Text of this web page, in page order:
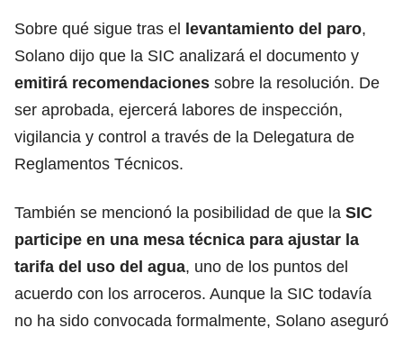
Sobre qué sigue tras el levantamiento del paro,
Solano dijo que la SIC analizará el documento y
emitirá recomendaciones sobre la resolución. De
ser aprobada, ejercerá labores de inspección,
vigilancia y control a través de la Delegatura de
Reglamentos Técnicos.
También se mencionó la posibilidad de que la SIC
participe en una mesa técnica para ajustar la
tarifa del uso del agua, uno de los puntos del
acuerdo con los arroceros. Aunque la SIC todavía
no ha sido convocada formalmente, Solano aseguró